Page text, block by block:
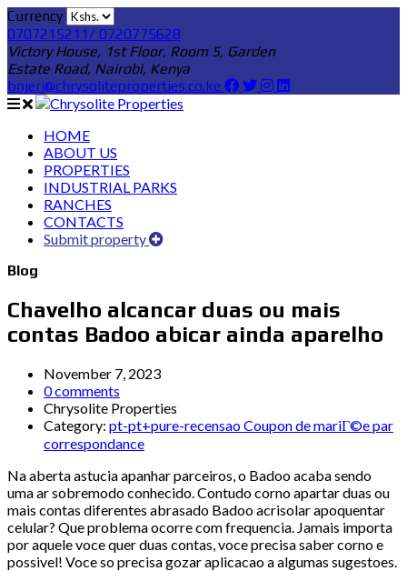
Currency
0707215211/ 0720775628
Victory House, 1st Floor, Room 5, Garden
Estate Road, Nairobi, Kenya
bnjeri@chrysoliteproperties.co.ke
HOME
ABOUT US
PROPERTIES
INDUSTRIAL PARKS
RANCHES
CONTACTS
Submit property
Blog
Chavelho alcancar duas ou mais
contas Badoo abicar ainda aparelho
November 7, 2023
0 comments
Chrysolite Properties
Category: pt-pt+pure-recensao Coupon de mariГ©e par
correspondance
Na aberta astucia apanhar parceiros, o Badoo acaba sendo
uma ar sobremodo conhecido. Contudo corno apartar duas ou
mais contas diferentes abrasado Badoo acrisolar apoquentar
celular? Que problema ocorre com frequencia. Jamais importa
por aquele voce quer duas contas, voce precisa saber corno e
possivel! Voce so precisa gozar aplicacao a algumas sugestoes.